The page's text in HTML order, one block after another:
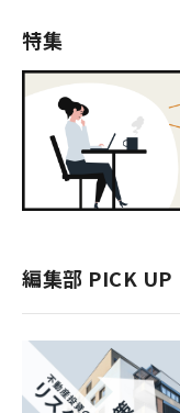
特集
編集部 PICK UP